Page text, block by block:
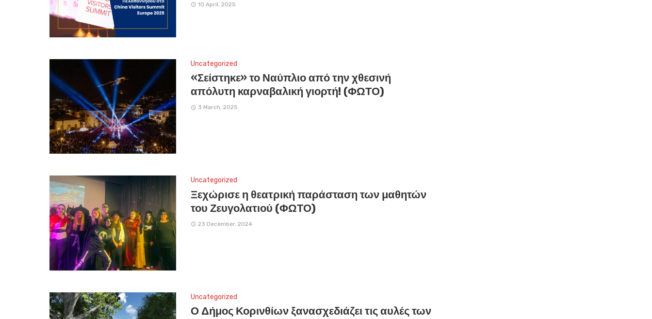
10 April, 2025
Uncategorized
«Σείστηκε» το Ναύπλιο από την χθεσινή
απόλυτη καρναβαλική γιορτή! (ΦΩΤΟ)
3 March, 2025
Uncategorized
Ξεχώρισε η θεατρική παράσταση των μαθητών
του Ζευγολατιού (ΦΩΤΟ)
23 December, 2024
Uncategorized
Ο Δήμος Κορινθίων ξανασχεδιάζει τις αυλές των